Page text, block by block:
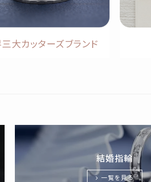
大カッターズブランド
結婚指輪
一覧を見る